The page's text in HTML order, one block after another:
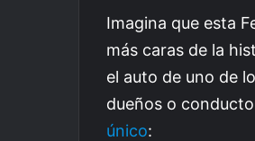
Imagina que esta
más caras de la
el auto de uno de
dueños o
único: